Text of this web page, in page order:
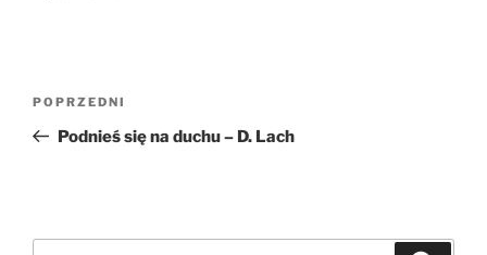
Poprzedni
wpis
POPRZEDNI
Podnieś się na duchu – D. Lach